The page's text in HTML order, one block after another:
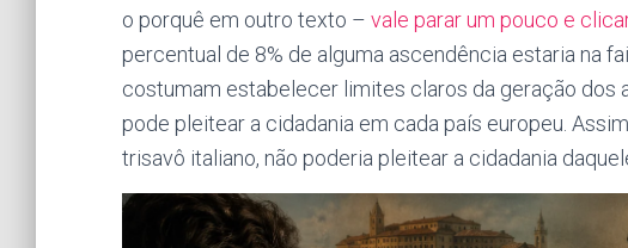
o porquê em outro texto – vale parar um pouco e
percentual de 8% de alguma ascendência estaria na
costumam estabelecer limites claros da geração dos
pode pleitear a cidadania em cada país europeu.
trisavô italiano, não poderia pleitear a cidadania